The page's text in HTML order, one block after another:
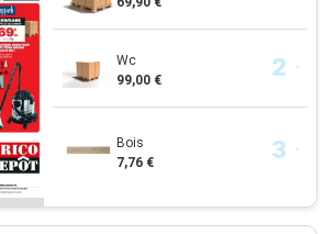
Wc
99,00 €
Bois
7,76 €